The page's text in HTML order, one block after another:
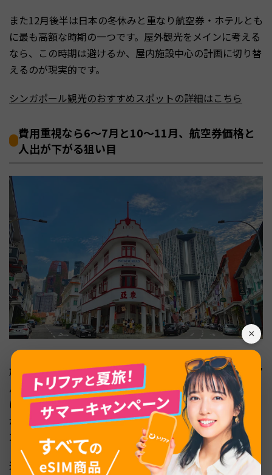
×
また12月後半は日本の冬休みと重なり航空券・ホテルとも
に最も高額な時期の一つです。屋外観光をメインに考える
なら、この時期は避けるか、屋内施設中心の計画に切り替
えるのが現実的です。
シンガポール観光のおすすめスポットの詳細はこちら
費用重視なら6〜7月と10〜11月、航空券価格と
人出が下がる狙い目
旅費を抑えたい方には、日本の長期休暇と重ならない6〜7
月（GW後〜夏休み前）と10〜11月が狙い目です。航空券
は10〜3月のオフシーズン全般で価格が下がる傾向です
が、雨量や祭事との兼ね合いで実際に動きやすいのがこの
2つの時期です。
通信手段の手配は早めに済ませて、現地での予算を観光・